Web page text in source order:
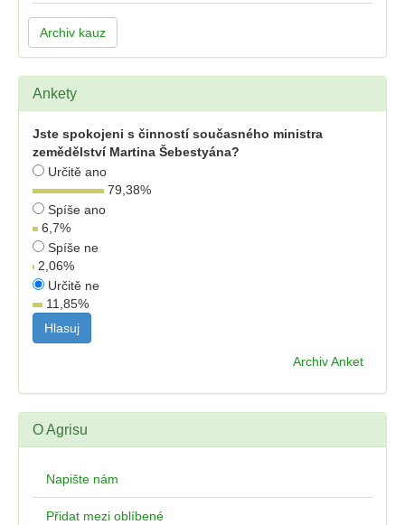
Archiv kauz
Ankety
Jste spokojeni s činností současného ministra
zemědělství Martina Šebestyána?
Určitě ano
79,38%
Spíše ano
6,7%
Spíše ne
2,06%
Určitě ne
11,85%
Archiv Anket
O Agrisu
Napište nám
Přidat mezi oblíbené